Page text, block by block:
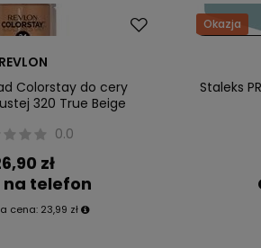
REVLON
Colorstay do cery
320 True Beige
0.0
zł
na telefon
cena: 23,99 zł
Okazja
Staleks